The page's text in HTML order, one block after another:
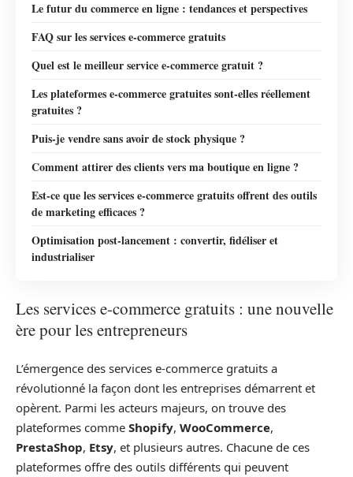
Le futur du commerce en ligne : tendances et perspectives
FAQ sur les services e-commerce gratuits
Quel est le meilleur service e-commerce gratuit ?
Les plateformes e-commerce gratuites sont-elles réellement
gratuites ?
Puis-je vendre sans avoir de stock physique ?
Comment attirer des clients vers ma boutique en ligne ?
Est-ce que les services e-commerce gratuits offrent des outils
de marketing efficaces ?
Optimisation post-lancement : convertir, fidéliser et
industrialiser
Les services e-commerce gratuits : une nouvelle
ère pour les entrepreneurs
L’émergence des services e-commerce gratuits a
révolutionné la façon dont les entreprises démarrent et
opèrent. Parmi les acteurs majeurs, on trouve des
plateformes comme Shopify, WooCommerce,
PrestaShop, Etsy, et plusieurs autres. Chacune de ces
plateformes offre des outils différents qui peuvent